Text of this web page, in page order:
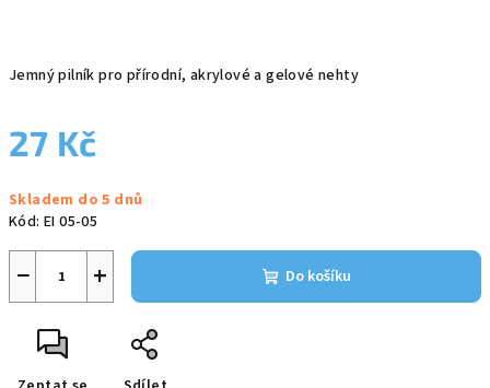
Jemný pilník pro přírodní, akrylové a gelové nehty
27 Kč
cena:
Skladem do 5 dnů
Kód: EI 05-05
+
− Do košíku